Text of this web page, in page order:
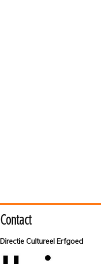
Contact
Directie Cultureel Erfgoed